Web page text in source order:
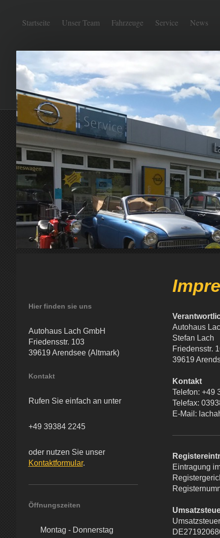
Startseite Unser Team Fahrzeuge Service News
Autohaus
Stefan Lach
Friedensstr.
39619
Kontakt
Telefon: +49
Telefax:
E-Mail:
Eintragung
Hier finden sie uns
Autohaus Lach GmbH
Friedensstr. 103
39619 Arendsee (Altmark)
Kontakt
Rufen Sie einfach an unter
+49 39384 2245
oder nutzen Sie unser
Kontaktformular.
Öffnungszeiten
Montag - Donnerstag